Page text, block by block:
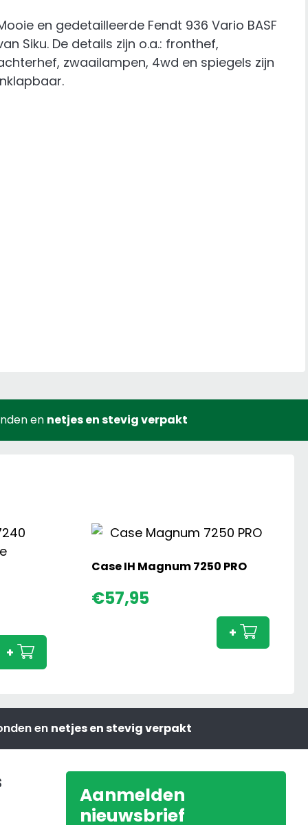
en gedetailleerde Fendt 936 Vario BASF
Siku. De details zijn o.a.: fronthef,
zwaailampen, 4wd en spiegels zijn
en netjes en stevig verpakt
+
Case IH Magnum 7250 PRO
€57,95
7250
+
en netjes en stevig verpakt
Aanmelden
nieuwsbrief